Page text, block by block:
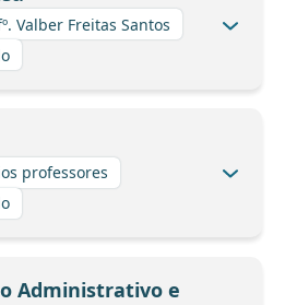
Valber Freitas Santos
professores
Administrativo e